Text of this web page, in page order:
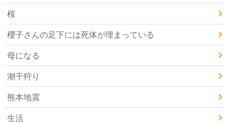
桜
櫻子さんの足下には死体が埋まっている
母になる
潮干狩り
熊本地震
生活